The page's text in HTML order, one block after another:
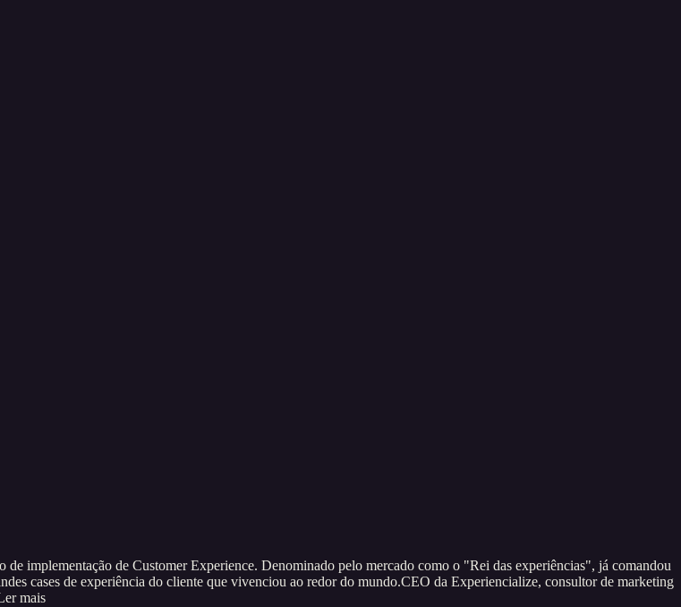
implementação de Customer Experience. Denominado pelo mercado como o "Rei das experiências", já comandou
cases de experiência do cliente que vivenciou ao redor do mundo.CEO da Experiencialize, consultor de marketing
mais